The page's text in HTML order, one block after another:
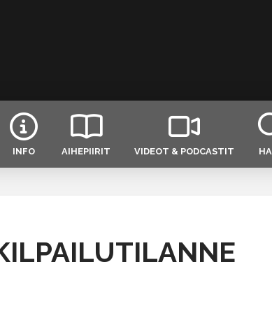
INFO AIHEPIIRIT VIDEOT & PODCASTIT